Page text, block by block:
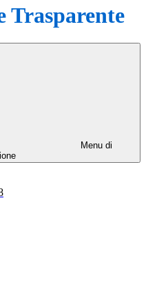
Trasparente
Menu di